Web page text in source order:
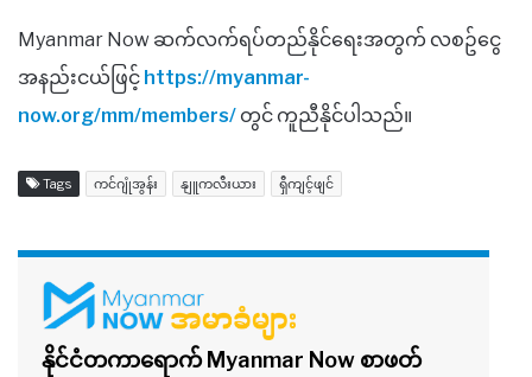
Myanmar Now ဆက်လက်ရပ်တည်နိုင်ရေးအတွက် လစဥ်ငွေ
အနည်းငယ်ဖြင့် https://myanmar-
now.org/mm/members/ တွင် ကူညီနိုင်ပါသည်။
Tags ကင်ဂျုံအွန်း နျူကလီးယား ရှီကျင့်ဖျင်
နိုင်ငံတကာရောက် Myanmar Now စာဖတ်